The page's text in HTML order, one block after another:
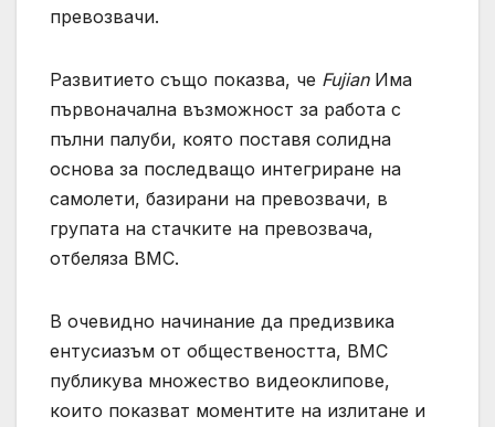
превозвачи.
Развитието също показва, че FujianИма
първоначална възможност за работа с
пълни палуби, която поставя солидна
основа за последващо интегриране на
самолети, базирани на превозвачи, в
групата на стачките на превозвача,
отбеляза ВМС.
В очевидно начинание да предизвика
ентусиазъм от обществеността, ВМС
публикува множество видеоклипове,
които показват моментите на излитане и